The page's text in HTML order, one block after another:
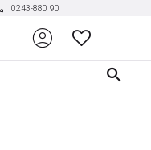
0243-880 90
account_circle FAVORITER